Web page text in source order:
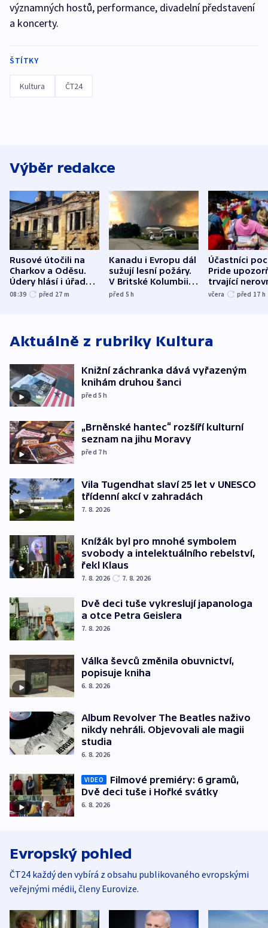
významných hostů, performance, divadelní představení
a koncerty.
ŠTÍTKY
Kultura ČT24
Výběr redakce
Rusové útočili na
Charkov a Oděsu.
Údery hlásí i úřady v
Bělgorodu
08:39 před 27 m
Kanadu i Evropu dál
sužují lesní požáry.
V Britské Kolumbii
evakuovali tisíce lidí
před 5h
Účastníci
Pride
trvající
včera před 17 h
Aktuálně z rubriky Kultura
Knižní záchranka dává vyřazeným
knihám druhou šanci
před 5h
„Brněnské hantec“ rozšíří kulturní
seznam na jihu Moravy
před 7h
Vila Tugendhat slaví 25 let v UNESCO
třídenní akcí v zahradách
7. 8. 2026
Knížák byl pro mnohé symbolem
svobody a intelektuálního rebelství,
řekl Klaus
7. 8. 2026 7. 8. 2026
Dvě deci tuše vykreslují japanologa
a otce Petra Geislera
7. 8. 2026
Válka ševců změnila obuvnictví,
popisuje kniha
6. 8. 2026
Album Revolver The Beatles naživo
nikdy nehráli. Objevovali ale magii
studia
6. 8. 2026
VIDEO
Filmové premiéry: 6 gramů,
Dvě deci tuše i Hořké svátky
6. 8. 2026
Evropský pohled
ČT24 každý den vybírá z obsahu publikovaného evropskými
veřejnými médii, členy Eurovize.